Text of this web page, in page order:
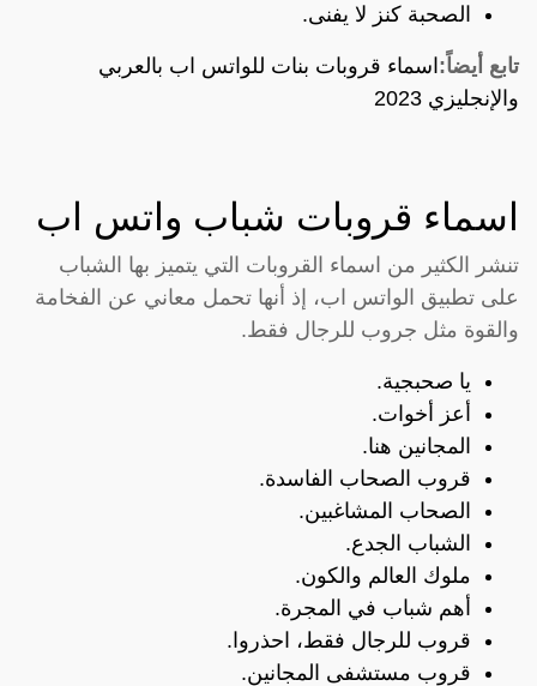
الصحبة كنز لا يفنى.
تابع أيضاً:اسماء قروبات بنات للواتس اب بالعربي
والإنجليزي 2023
اسماء قروبات شباب واتس اب
تنشر الكثير من اسماء القروبات التي يتميز بها الشباب
على تطبيق الواتس اب، إذ أنها تحمل معاني عن الفخامة
والقوة مثل جروب للرجال فقط.
يا صحبجية.
أعز أخوات.
المجانين هنا.
قروب الصحاب الفاسدة.
الصحاب المشاغبين.
الشباب الجدع.
ملوك العالم والكون.
أهم شباب في المجرة.
قروب للرجال فقط، احذروا.
قروب مستشفى المجانين.